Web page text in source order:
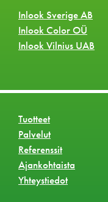
Inlook Sverige AB
Inlook Color OÜ
Inlook Vilnius UAB
Tuotteet
Palvelut
Referenssit
Ajankohtaista
Yhteystiedot